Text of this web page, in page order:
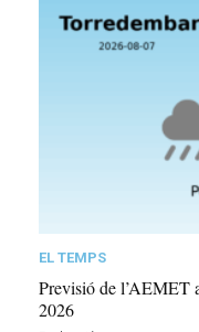
EL TEMPS
Previsió de l’AEMET
2026